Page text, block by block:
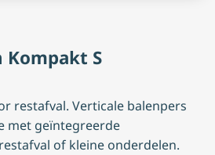
Kompakt S
restafval. Verticale balenpers
met geïntegreerde
of kleine onderdelen.